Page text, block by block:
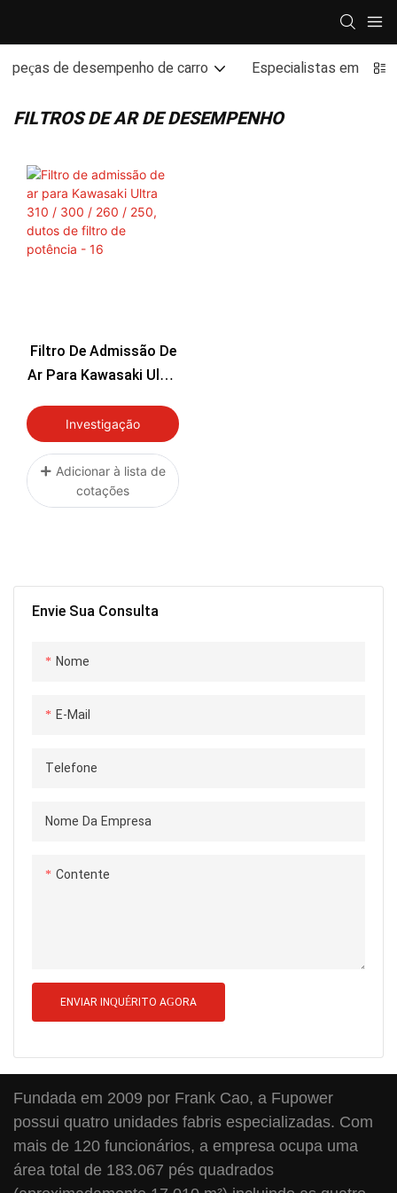
peças de desempenho de carro Especialistas em
FILTROS DE AR DE DESEMPENHO
Envie Sua Consulta
Nome
E-Mail
Telefone
Nome Da Empresa
Contente
ENVIAR INQUÉRITO AGORA
Filtro De Admissão De
Ar Para Kawasaki Ultra
Dutos De Filtro De
Potência - 16
Investigação
Adicionar à lista de
cotações
Fundada em 2009 por Frank Cao, a Fupower
possui quatro unidades fabris especializadas. Com
mais de 120 funcionários, a empresa ocupa uma
área total de 183.067 pés quadrados